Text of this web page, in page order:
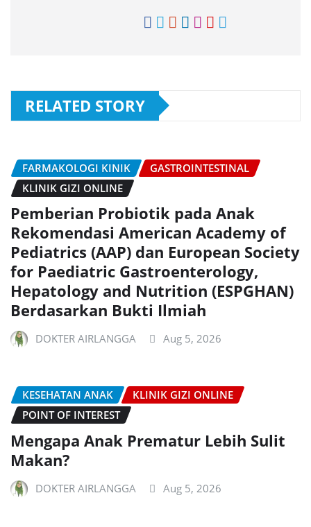
RELATED STORY
FARMAKOLOGI KINIK
GASTROINTESTINAL
KLINIK GIZI ONLINE
Pemberian Probiotik pada Anak
Rekomendasi American Academy of
Pediatrics (AAP) dan European Society
for Paediatric Gastroenterology,
Hepatology and Nutrition (ESPGHAN)
Berdasarkan Bukti Ilmiah
DOKTER AIRLANGGA Aug 5, 2026
KESEHATAN ANAK
KLINIK GIZI ONLINE
POINT OF INTEREST
Mengapa Anak Prematur Lebih Sulit
Makan?
DOKTER AIRLANGGA Aug 5, 2026